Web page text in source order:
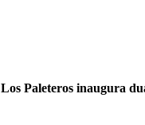
Los Paleteros inaugura